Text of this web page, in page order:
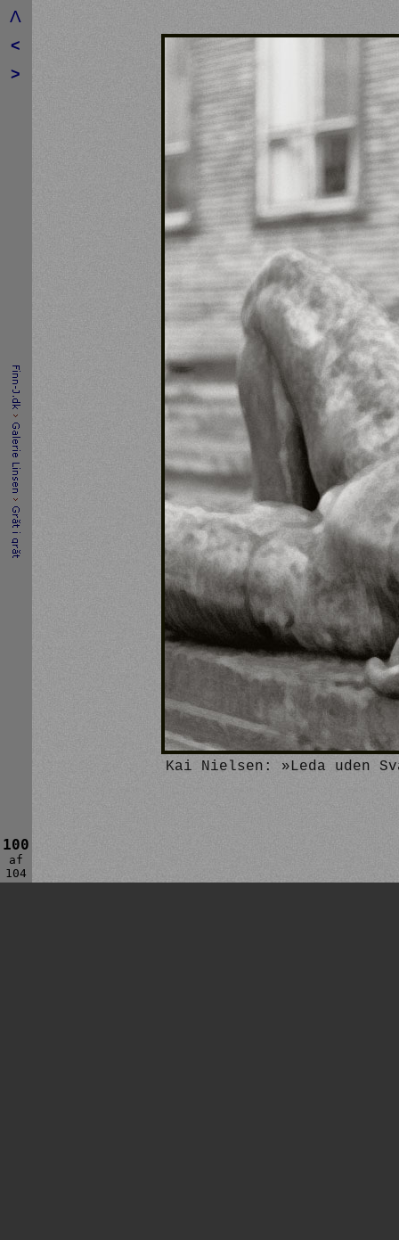
Λ
<
>
100
af
104
Kai Nielsen: »Leda uden